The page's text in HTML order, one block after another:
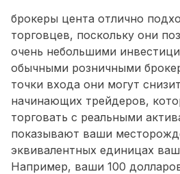
брокеры цента отлично
торговцев, поскольку они
очень небольшими
обычными розничными
точки входа они могут
начинающих трейдеров,
торговать с реальными
показывают ваши
эквивалентных единицах
Например, ваши 100